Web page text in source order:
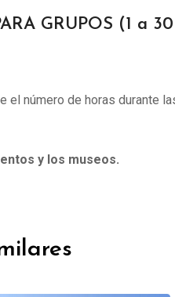
GRUPOS (1 a
número de horas durante
y los museos.